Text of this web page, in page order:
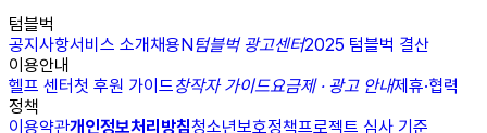
텀블벅
공지사항서비스 소개채용N텀블벅 광고센터2025 텀블벅 결산
이용안내
헬프 센터첫 후원 가이드창작자 가이드요금제 · 광고 안내제휴·협력
정책
이용약관개인정보처리방침청소년보호정책프로젝트 심사 기준